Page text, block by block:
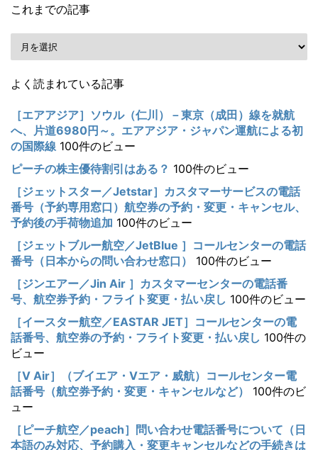
これまでの記事
よく読まれている記事
［エアアジア］ソウル（仁川）－東京（成田）線を就航
へ、片道6980円～。エアアジア・ジャパン運航による初
の国際線 100件のビュー
ピーチの株主優待割引はある？ 100件のビュー
［ジェットスター／Jetstar］カスタマーサービスの電話
番号（予約専用窓口）航空券の予約・変更・キャンセル、
予約後の手荷物追加 100件のビュー
［ジェットブルー航空／JetBlue ］コールセンターの電話
番号（日本からの問い合わせ窓口）
100件のビュー
［ジンエアー／Jin Air ］カスタマーセンターの電話番
号、航空券予約・フライト変更・払い戻し 100件のビュー
［イースター航空／EASTAR JET］コールセンターの電
話番号、航空券の予約・フライト変更・払い戻し 100件の
ビュー
［V Air］（ブイエア・Vエア・威航）コールセンター電
話番号（航空券予約・変更・キャンセルなど）
100件のビ
ュー
［ピーチ航空／peach］問い合わせ電話番号について（日
本語のみ対応、予約購入・変更キャンセルなどの手続きは